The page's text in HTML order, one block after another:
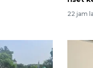
22 jam